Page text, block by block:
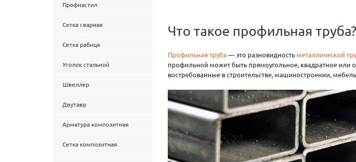
Профнастил
Сетка сварная
Сетка рабица
Уголок стальной
Швеллер
Двутавр
Арматура композитная
Сетка композитная
Что такое профильная труба?
Профильная труба — это разновидность металлической
профильной может быть прямоугольное, квадратное или
востребованные в строительстве, машиностроении,